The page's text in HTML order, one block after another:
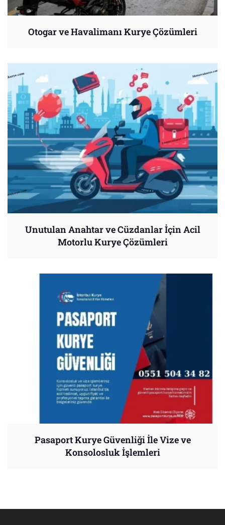
Otogar ve Havalimanı Kurye Çözümleri
Unutulan Anahtar ve Cüzdanlar İçin Acil
Motorlu Kurye Çözümleri
Pasaport Kurye Güvenliği İle Vize ve
Konsolosluk İşlemleri